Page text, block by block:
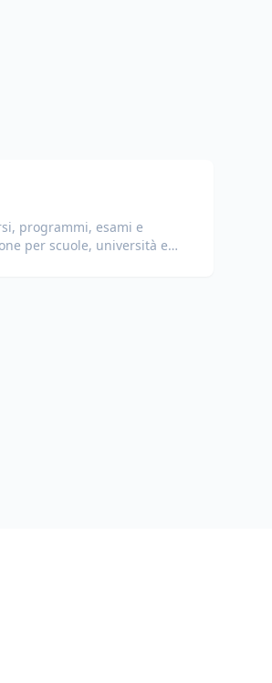
programmi, esami e
per scuole, università e